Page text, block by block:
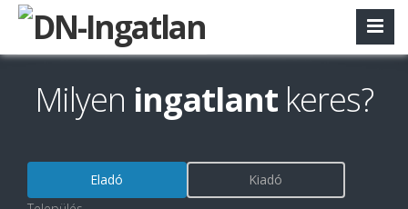
Milyen ingatlant keres?
Eladó
Kiadó